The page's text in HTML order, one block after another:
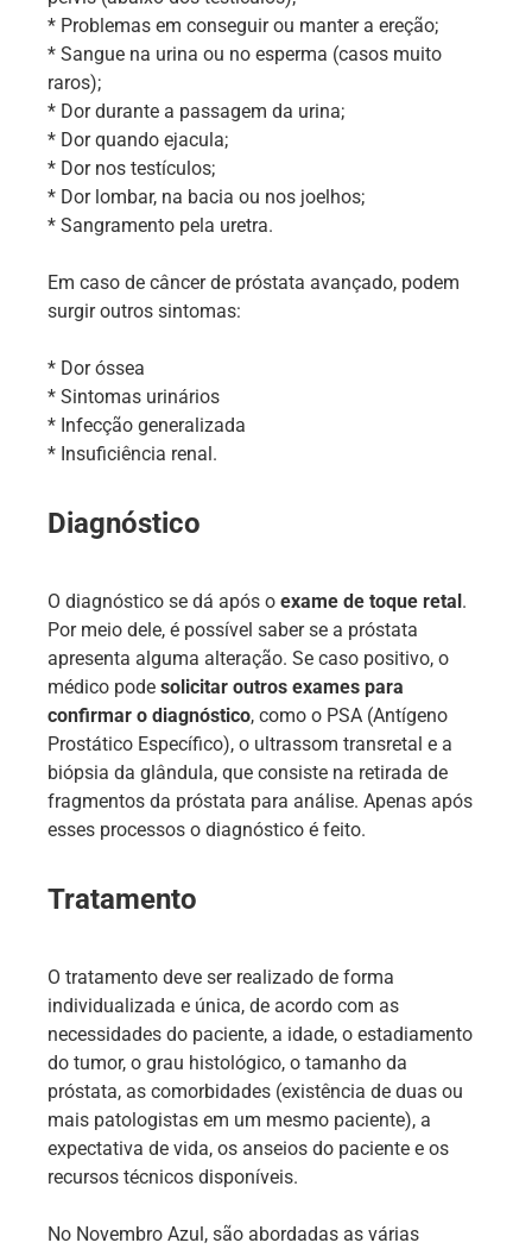
* Problemas em conseguir ou manter a ereção;
* Sangue na urina ou no esperma (casos muito
raros);
* Dor durante a passagem da urina;
* Dor quando ejacula;
* Dor nos testículos;
* Dor lombar, na bacia ou nos joelhos;
* Sangramento pela uretra.
Em caso de câncer de próstata avançado, podem
surgir outros sintomas:
* Dor óssea
* Sintomas urinários
* Infecção generalizada
* Insuficiência renal.
Diagnóstico
O diagnóstico se dá após o exame de toque retal.
Por meio dele, é possível saber se a próstata
apresenta alguma alteração. Se caso positivo, o
médico pode solicitar outros exames para
confirmar o diagnóstico, como o PSA (Antígeno
Prostático Específico), o ultrassom transretal e a
biópsia da glândula, que consiste na retirada de
fragmentos da próstata para análise. Apenas após
esses processos o diagnóstico é feito.
Tratamento
O tratamento deve ser realizado de forma
individualizada e única, de acordo com as
necessidades do paciente, a idade, o estadiamento
do tumor, o grau histológico, o tamanho da
próstata, as comorbidades (existência de duas ou
mais patologistas em um mesmo paciente), a
expectativa de vida, os anseios do paciente e os
recursos técnicos disponíveis.
No Novembro Azul, são abordadas as várias